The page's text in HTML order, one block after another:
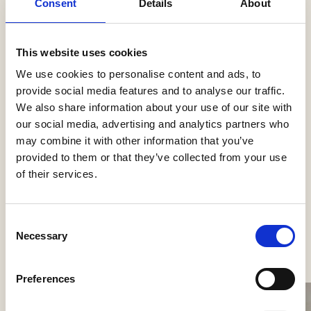
Consent Details About
This website uses cookies
We use cookies to personalise content and ads, to
provide social media features and to analyse our traffic.
We also share information about your use of our site with
our social media, advertising and analytics partners who
may combine it with other information that you’ve
provided to them or that they’ve collected from your use
of their services.
Selection
Necessary
Preferences
Minigrid In Trimless
Delta Light
Se flere projekter